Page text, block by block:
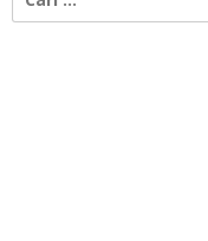
untuk: